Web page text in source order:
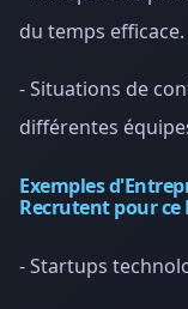
du temps efficace.
- Situations de
différentes
Exemples
Recrutent pour ce
- Startups